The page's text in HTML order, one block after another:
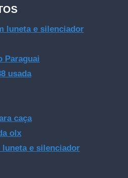
luneta e silenciador
Paraguai
usada
caça
olx
luneta e silenciador